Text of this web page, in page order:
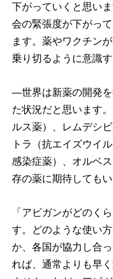
下がっていくと思い
会の緊張度が下がっ
ます。薬やワクチン
乗り切るように意識
―世界は新薬の開発
た状況だと思います
ルス薬）、レムデシ
トラ（抗エイズウイ
感染症薬）、オルベ
存の薬に期待してもい
「アビガンがどのく
す。どのような使い
か、各国が協力し合
れば、通常よりも早